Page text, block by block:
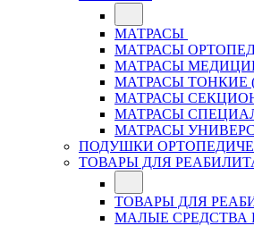
МАТРАСЫ
МАТРАСЫ
МАТРАСЫ
МАТРАСЫ ТОНКИЕ
МАТРАСЫ
МАТРАСЫ
МАТРАСЫ
ПОДУШКИ
ТОВАРЫ ДЛЯ
ТОВАРЫ ДЛЯ
МАЛЫЕ СРЕДСТВА